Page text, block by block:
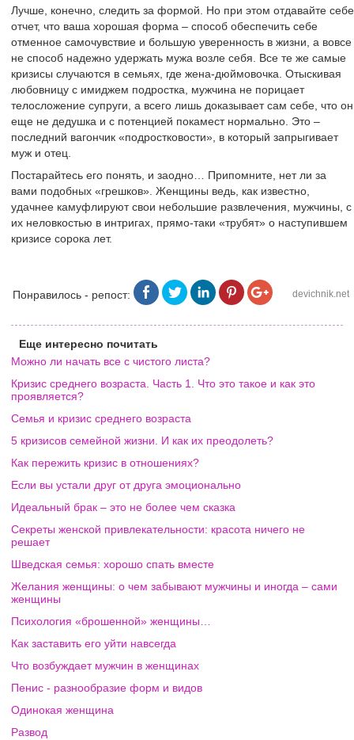
Лучше, конечно, следить за формой. Но при этом отдавайте себе
отчет, что ваша хорошая форма – способ обеспечить себе
отменное самочувствие и большую уверенность в жизни, а вовсе
не способ надежно удержать мужа возле себя. Все те же самые
кризисы случаются в семьях, где жена-дюймовочка. Отыскивая
любовницу с имиджем подростка, мужчина не порицает
телосложение супруги, а всего лишь доказывает сам себе, что он
еще не дедушка и с потенцией покамест нормально. Это –
последний вагончик «подростковости», в который запрыгивает
муж и отец.
Постарайтесь его понять, и заодно… Припомните, нет ли за
вами подобных «грешков». Женщины ведь, как известно,
удачнее камуфлируют свои небольшие развлечения, мужчины, с
их неловкостью в интригах, прямо-таки «трубят» о наступившем
кризисе сорока лет.
Понравилось - репост: devichnik.net
Еще интересно почитать
Можно ли начать все с чистого листа?
Кризис среднего возраста. Часть 1. Что это такое и как это
проявляется?
Семья и кризис среднего возраста
5 кризисов семейной жизни. И как их преодолеть?
Как пережить кризис в отношениях?
Если вы устали друг от друга эмоционально
Идеальный брак – это не более чем сказка
Секреты женской привлекательности: красота ничего не
решает
Шведская семья: хорошо спать вместе
Желания женщины: о чем забывают мужчины и иногда – сами
женщины
Психология «брошенной» женщины…
Как заставить его уйти навсегда
Что возбуждает мужчин в женщинах
Пенис - разнообразие форм и видов
Одинокая женщина
Развод